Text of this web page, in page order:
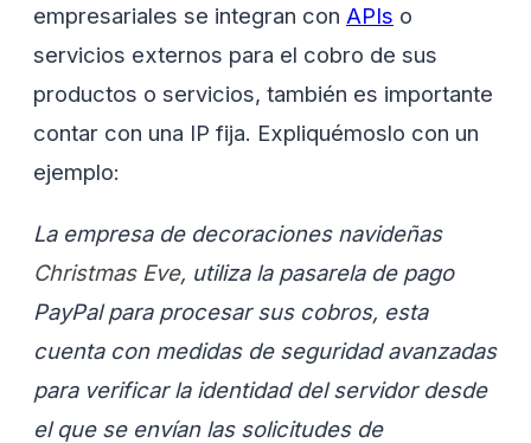
empresariales se integran con APIs o
servicios externos para el cobro de sus
productos o servicios, también es importante
contar con una IP fija. Expliquémoslo con un
ejemplo:
La empresa de decoraciones navideñas
Christmas Eve, utiliza la pasarela de pago
PayPal para procesar sus cobros, esta
cuenta con medidas de seguridad avanzadas
para verificar la identidad del servidor desde
el que se envían las solicitudes de